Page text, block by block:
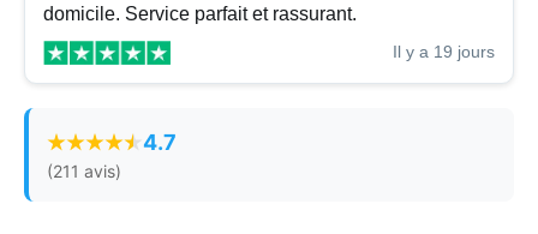
domicile. Service parfait et rassurant.
Il y a 19 jours
4.7
(211 avis)